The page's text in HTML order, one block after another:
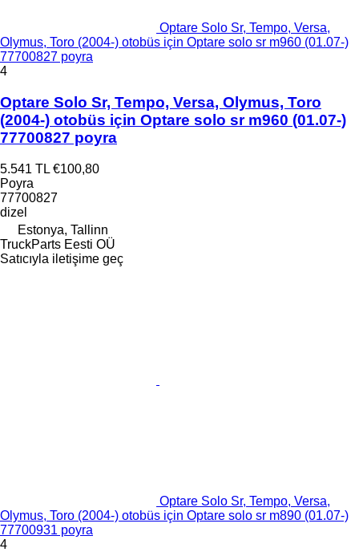
Optare Solo Sr, Tempo, Versa,
Olymus, Toro (2004-) otobüs için Optare solo sr m960 (01.07-)
77700827 poyra
4
Optare Solo Sr, Tempo, Versa, Olymus, Toro
(2004-) otobüs için Optare solo sr m960 (01.07-)
77700827 poyra
5.541 TL €100,80
Poyra
77700827
dizel
Estonya, Tallinn
TruckParts Eesti OÜ
Satıcıyla iletişime geç
Optare Solo Sr, Tempo, Versa,
Olymus, Toro (2004-) otobüs için Optare solo sr m890 (01.07-)
77700931 poyra
4